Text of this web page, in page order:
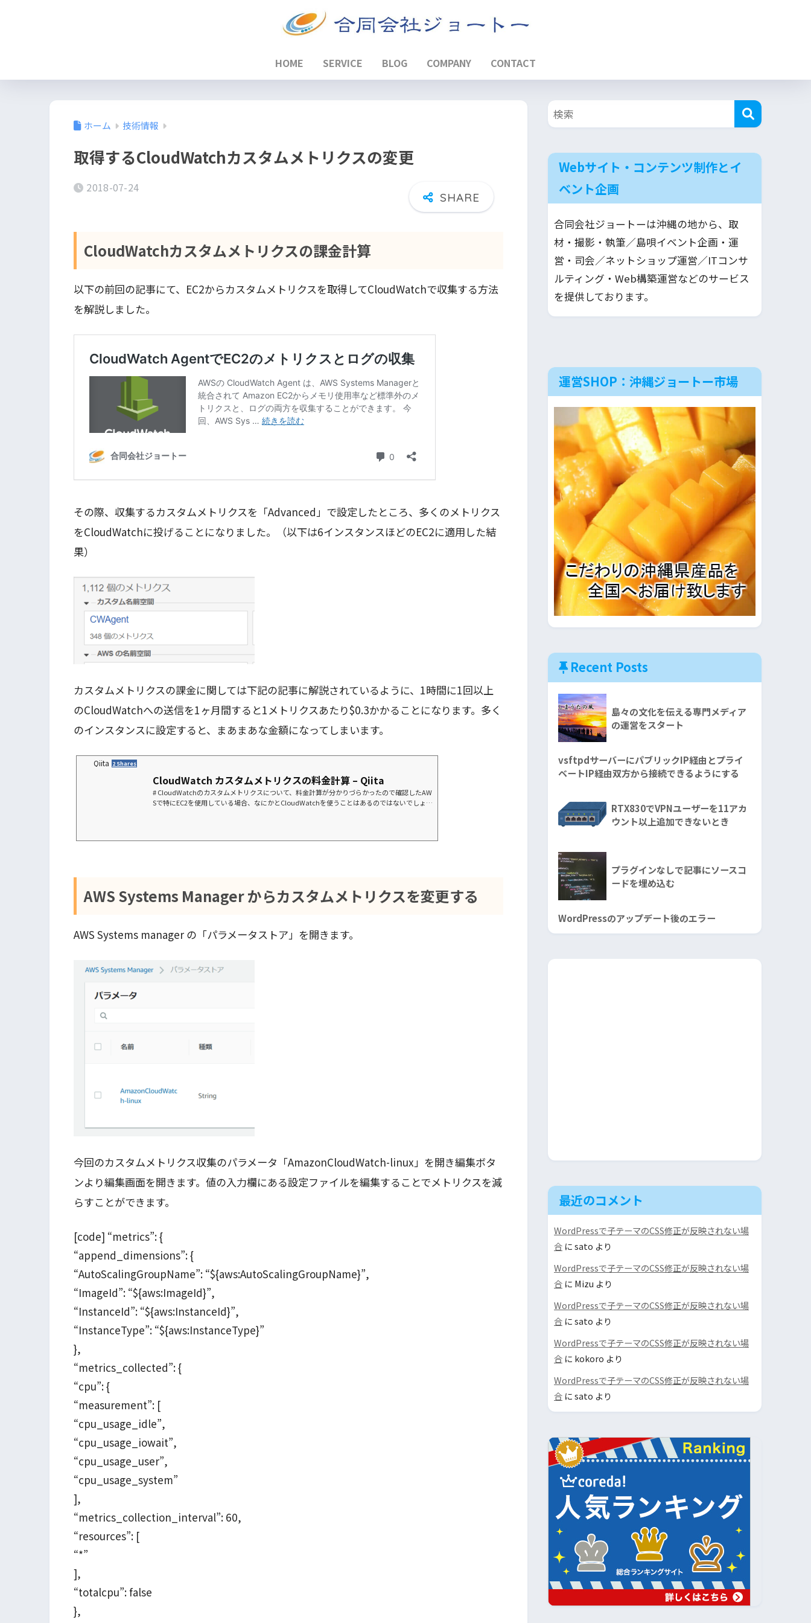
HOME SERVICE BLOG COMPANY CONTACT
ホーム 技術情報
取得するCloudWatchカスタムメトリクスの変更
2018-07-24
CloudWatchカスタムメトリクスの課金計算
以下の前回の記事にて、EC2からカスタムメトリクスを取得してCloudWatchで収集する方法
を解説しました。
その際、収集するカスタムメトリクスを「Advanced」で設定したところ、多くのメトリクス
をCloudWatchに投げることになりました。（以下は6インスタンスほどのEC2に適用した結
果）
カスタムメトリクスの課金に関しては下記の記事に解説されているように、1時間に1回以上
のCloudWatchへの送信を1ヶ月間すると1メトリクスあたり$0.3かかることになります。多く
のインスタンスに設定すると、まあまあな金額になってしまいます。
Qiita 2 Shares
CloudWatch カスタムメトリクスの料金計算 – Qiita
# CloudWatchのカスタムメトリクスについて、料金計算が分かりづらかったので確認したAW
Sで特にEC2を使用している場合、なにかとCloudWatchを使うことはあるのではないでしょう
AWS Systems Manager からカスタムメトリクスを変更する
AWS Systems manager の「パラメータストア」を開きます。
今回のカスタムメトリクス収集のパラメータ「AmazonCloudWatch-linux」を開き編集ボタ
ンより編集画面を開きます。値の入力欄にある設定ファイルを編集することでメトリクスを減
らすことができます。
[code] “metrics”: {
“append_dimensions”: {
“AutoScalingGroupName”: “${aws:AutoScalingGroupName}”,
“ImageId”: “${aws:ImageId}”,
“InstanceId”: “${aws:InstanceId}”,
“InstanceType”: “${aws:InstanceType}”
},
“metrics_collected”: {
“cpu”: {
“measurement”: [
“cpu_usage_idle”,
“cpu_usage_iowait”,
“cpu_usage_user”,
“cpu_usage_system”
],
“metrics_collection_interval”: 60,
“resources”: [
“*”
],
“totalcpu”: false
},
Webサイト・コンテンツ制作とイ
ベント企画
合同会社ジョートーは沖縄の地から、取
材・撮影・執筆／島唄イベント企画・運
営・司会／ネットショップ運営／ITコンサ
ルティング・Web構築運営などのサービス
を提供しております。
運営SHOP：沖縄ジョートー市場
Recent Posts
島々の文化を伝える専門メディア
の運営をスタート
vsftpdサーバーにパブリックIP経由とプライ
ベートIP経由双方から接続できるようにする
RTX830でVPNユーザーを11アカ
ウント以上追加できないとき
プラグインなしで記事にソースコ
ードを埋め込む
WordPressのアップデート後のエラー
最近のコメント
WordPressで子テーマのCSS修正が反映されない場
合 にsato より
WordPressで子テーマのCSS修正が反映されない場
合 に Mizu より
WordPressで子テーマのCSS修正が反映されない場
合 にsato より
WordPressで子テーマのCSS修正が反映されない場
合 に kokoro より
WordPressで子テーマのCSS修正が反映されない場
合 にsato より